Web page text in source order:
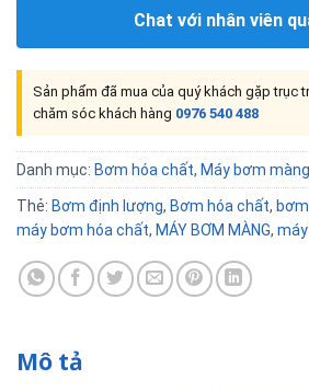
Chat với nhân viên
Sản phẩm đã mua của quý khách gặp trục
chăm sóc khách hàng 0976 540 488
Danh mục: Bơm hóa chất, Máy bơm màng
Thẻ: Bơm định lượng, Bơm hóa chất,
máy bơm hóa chất, MÁY BƠM MÀNG,
Mô tả